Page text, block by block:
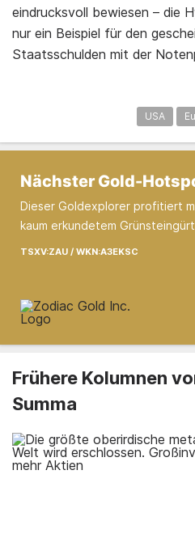
eindrucksvoll bewiesen – die
nur ein Beispiel für den
Staatsschulden mit der
USA
Nächster Gold-
Dieser Goldexplorer profitiert
kaum erkundetem
TSXV:ZAU / WKN:A3EKSC
Frühere Kolumnen
Summa